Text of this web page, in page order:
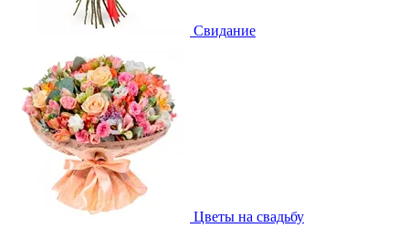
Свидание
Цветы на свадьбу